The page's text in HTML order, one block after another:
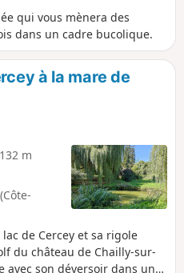
qui vous mènera des
dans un cadre bucolique.
à la mare de
m
de Cercey et sa rigole
du château de Chailly-sur-
avec son déversoir dans une